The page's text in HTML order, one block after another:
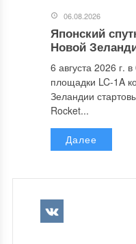
06.08.2026
Японский
Новой
6 августа 2026 г.
площадки LC-1A
Зеландии
Rocket...
Далее